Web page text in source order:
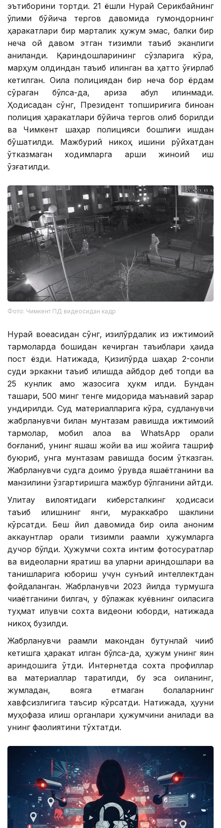
эътиборини тортди. 21 ёшли Нурай Серикбайнинг
ўлими бўйича тергов давомида гумондорнинг
ҳаракатлари бир марталик ҳужум эмас, балки бир
неча ой давом этган тизимли таъқиб эканлиги
аниқланди. Қариндошларининг сўзларига кўра,
марҳум олдиндан таъқиб қилинган ва ҳатто ўғирлаб
кетилган. Оила полициядан бир неча бор ёрдам
сўраган бўлса-да, ариза қабул қилинмади.
Ҳодисадан сўнг, Президент топшириғига биноан
полиция ҳаракатлари бўйича тергов олиб борилди
ва Чимкент шаҳар полицияси бошлиғи ишдан
бўшатилди. Мажбурий никоҳ ишини рўйхатдан
ўтказмаган ходимларга қарши жиноий иш
қўзғатилди.
Фото: Чимкент ПД видеосидан кадр
Нурай воқеасидан сўнг, қизилўрдалик қиз ижтимоий
тармоқларда бошидан кечирган таъқиблари ҳақида
пост ёзди. Натижада, Қизилўрда шаҳар 2-сонли
суди эркакни таъқиб қилишда айбдор деб топди ва
25 кунлик қамоқ жазосига ҳукм қилди. Бундан
ташқари, 500 минг тенге миқдорида маънавий зарар
ундирилди. Суд материалларига кўра, судланувчи
жабрланувчи билан мунтазам равишда ижтимоий
тармоқлар, мобил алоқа ва WhatsApp орқали
боғланиб, унинг яшаш жойи ва иш жойига ташриф
буюриб, унга мунтазам равишда босим ўтказган.
Жабрланувчи судга доимо қўрқувда яшаётганини ва
манзилини ўзгартиришга мажбур бўлганини айтди.
Улитау вилоятидаги киберсталкинг ҳодисаси
таъқиб қилишнинг янги, мураккаброқ шаклини
кўрсатди. Беш йил давомида бир оила аноним
аккаунтлар орқали тизимли рақамли ҳужумларга
дучор бўлди. Ҳужумчи сохта интим фотосуратлар
ва видеоларни яратиш ва уларни қариндошлари ва
танишларига юбориш учун сунъий интеллектдан
фойдаланган. Жабрланувчи 2023 йилда турмушга
чиқаётганини билгач, у бўлажак куёвнинг оиласига
туҳмат қилувчи сохта видеони юборди, натижада
никоҳ бузилди.
Жабрланувчи рақамли макондан бутунлай чиқиб
кетишга ҳаракат қилган бўлса-да, ҳужум унинг яқин
қариндошига ўтди. Интернетда сохта профиллар
ва материаллар тарқатилди, бу эса оиланинг,
жумладан, вояга етмаган болаларнинг
хавфсизлигига таъсир кўрсатди. Натижада, ҳуқуқни
муҳофаза қилиш органлари ҳужумчини аниқлади ва
унинг фаолиятини тўхтатди.